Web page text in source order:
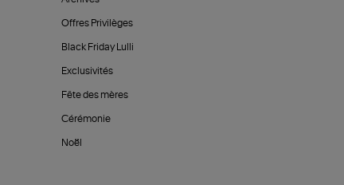
Offres Privilèges
Black Friday Lulli
Exclusivités
Fête des mères
Cérémonie
Noël